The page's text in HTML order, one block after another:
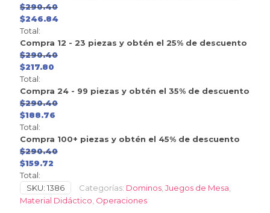
$290.40
$246.84
Total:
Compra 12 - 23 piezas y obtén el 25% de descuento
$290.40
$217.80
Total:
Compra 24 - 99 piezas y obtén el 35% de descuento
$290.40
$188.76
Total:
Compra 100+ piezas y obtén el 45% de descuento
$290.40
$159.72
Total:
SKU: 1386 Categorías: Dominos Juegos de Mesa
Material Didáctico Operaciones